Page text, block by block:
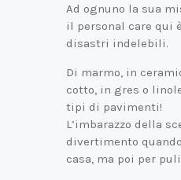
Ad ognuno la sua
il personal care qui
disastri indelebili.
Di marmo, in
cotto, in gres o
tipi di pavimenti!
L’imbarazzo della
divertimento
casa, ma poi per